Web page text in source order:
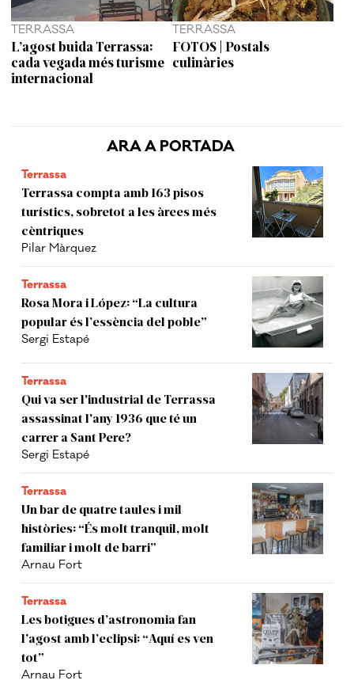
ARA A PORTADA
Terrassa
Terrassa compta amb 163 pisos
turístics, sobretot a les àrees més
cèntriques
Pilar Màrquez
Terrassa
Rosa Mora i López: “La cultura
popular és l’essència del poble”
Sergi Estapé
Terrassa
Qui va ser l'industrial de Terrassa
assassinat l'any 1936 que té un
carrer a Sant Pere?
Sergi Estapé
Terrassa
Un bar de quatre taules i mil
històries: “És molt tranquil, molt
familiar i molt de barri”
Arnau Fort
Terrassa
Les botigues d’astronomia fan
l’agost amb l’eclipsi: “Aquí es ven
tot”
Arnau Fort
TERRASSA
L’agost buida Terrassa:
cada vegada més turisme
internacional
TERRASSA
FOTOS | Postals
culinàries